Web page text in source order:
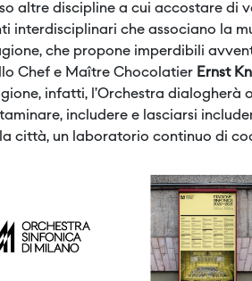
altre discipline a cui accostare di
interdisciplinari che associano la
che propone imperdibili
Chef e Maître Chocolatier Ernst
infatti, l’Orchestra
includere e lasciarsi
città, un laboratorio continuo di